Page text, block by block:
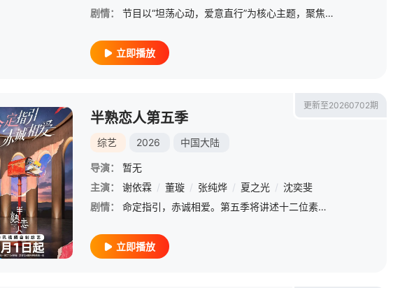
剧情：
节目以“坦荡心动，爱意直行”为核心主题，聚焦真诚直白的新式恋爱，告别无效拉扯，走进心动小屋，见证单身青年之间萌生的浪漫情愫。
立即播放
崔译航 / 梁人方 沙玥儿 / 孙柏涵 / 孙启萌 / 吴思颖 / 于洋 / 赵希伦
更新至20260702期
半熟恋人第五季
综艺 2026 中国大陆
导演：
暂无
主演：
谢依霖 / 董璇 / 张纯烨 / 夏之光 / 沈奕斐
剧情：
命定指引，赤诚相爱。第五季将讲述十二位素人嘉宾的恋爱故事，他们历经命运选择、心动拉扯与现实抉择，在真诚奔赴中直面情感挑战、完成自我成长，呈现热烈又坦荡的半熟龄恋爱图景。
立即播放